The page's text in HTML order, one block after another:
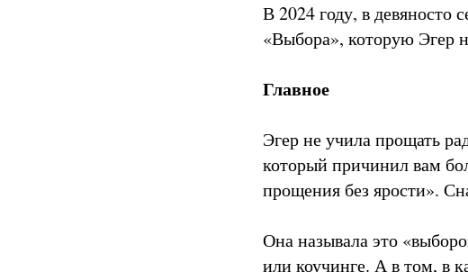
В 2024 году, в
«Выбора», которую Эгер
Главное
Эгер не учила прощать
который причинил вам
прощения без ярости».
Она называла это
или коучинге. А в том, в